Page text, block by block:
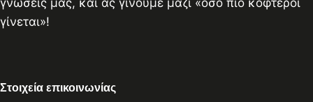
γίνεται»!
Στοιχεία επικοινωνίας